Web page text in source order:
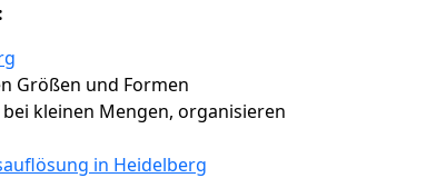
Größen und Formen
bei kleinen Mengen, organisieren
in Heidelberg